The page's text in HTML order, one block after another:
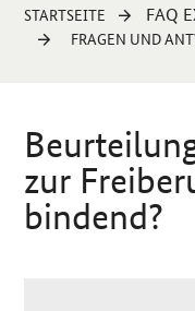
Sie
sind
STARTSEITE FAQ
FRAGEN UND
zur
bindend?